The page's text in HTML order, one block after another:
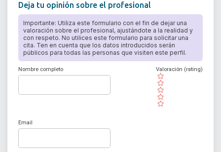
Deja tu opinión sobre el profesional
Importante: Utiliza este formulario con el fin de dejar una
valoración sobre el profesional, ajustándote a la realidad y
con respeto. No utilices este formulario para solicitar una
cita. Ten en cuenta que los datos introducidos serán
públicos para todas las personas que visiten este perfil.
Nombre completo
( )
( )
( )
( )
( )
Valoración (rating)
Email